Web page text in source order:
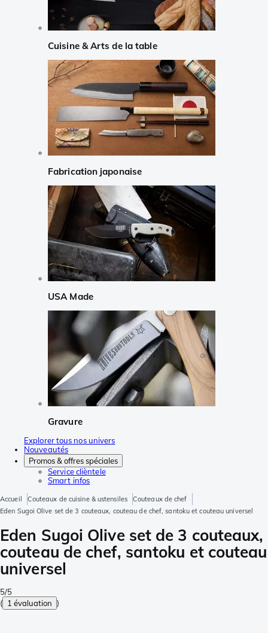
Cuisine & Arts de la table
Fabrication japonaise
USA Made
Gravure
Explorer tous nos univers
Nouveautés
Promos & offres spéciales
Service clièntele
Smart infos
Accueil Couteaux de cuisine & ustensiles
Couteaux de chef
Eden Sugoi Olive set de 3 couteaux, couteau de chef, santoku et couteau universel
Eden Sugoi Olive set de 3 couteaux,
couteau de chef, santoku et couteau
universel
5/5
( 1 évaluation )